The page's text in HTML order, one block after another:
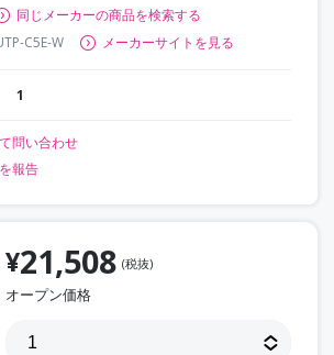
同じメーカーの商品を検索する
C5E-W メーカーサイトを見る
1
問い合わせ
報告
¥21,508 (税抜)
オープン価格